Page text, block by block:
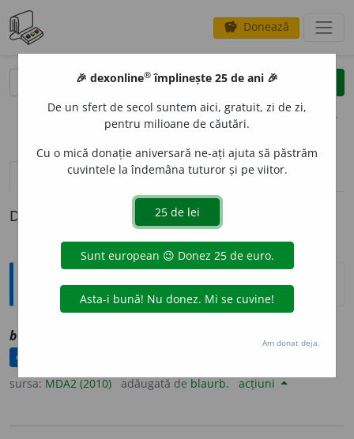
savings Donează
clear
opțiuni
definiții (1)
Definiția cu ID-ul 1040914:
Explicative DEX
brud
corectat(ă)
sursa: MDA2 (2010) adăugată de blaurb. acțiuni
🎉 dexonline® împlinește 25 de ani 🎉
De un sfert de secol suntem aici, gratuit, zi de zi,
pentru milioane de căutări.
Cu o mică donație aniversară ne-ați ajuta să păstrăm
cuvintele la îndemâna tuturor și pe viitor.
Am donat deja.